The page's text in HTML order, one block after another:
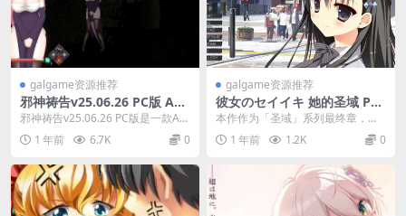
galgame资源推荐
邪神祷告v25.06.26 PC版 ACT
官中动态CV完整游戏介绍
邪神祷告v25.06.26 PC版是一款AC
T官中动态CV动作游戏，当前版本
容量...1 年前 6.7K 0
galgame资源推荐
彼女のセイイキ 她的圣域 PC+
KRKR平台 gal类型
本作作为「圣域」系列最终章，由
神学顾问团队「高天原研究所」监
修，构建了横跨《古事...
1 年前 1.2K 0